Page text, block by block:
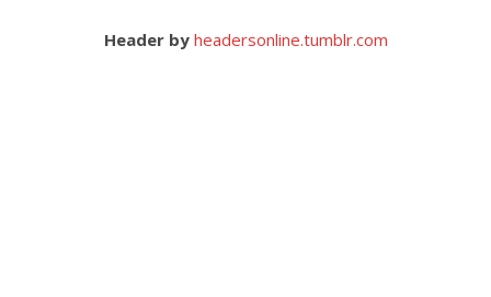
Header by headersonline.tumblr.com